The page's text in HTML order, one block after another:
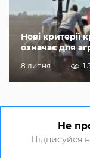
Нові критерії
означає для
8 липня 1
Не
Підписуйся